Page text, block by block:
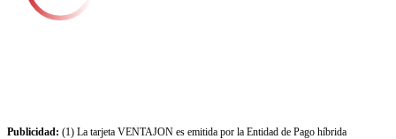
Publicidad: (1) La tarjeta VENTAJON es emitida por la Entidad de Pago híbrida